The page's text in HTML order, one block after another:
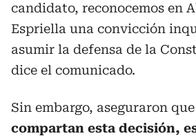
candidato, reconocemos en
Espriella una convicción
asumir la defensa de la
dice el comunicado.
Sin embargo, aseguraron que
compartan esta decisión,